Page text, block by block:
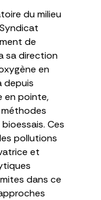
du milieu
de
sa direction
en
depuis
en pointe,
Ces
pollutions
et
dans ce